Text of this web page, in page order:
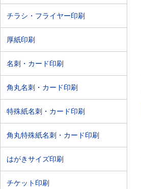
チラシ・フライヤー印刷
厚紙印刷
名刺・カード印刷
角丸名刺・カード印刷
特殊紙名刺・カード印刷
角丸特殊紙名刺・カード印刷
はがきサイズ印刷
チケット印刷